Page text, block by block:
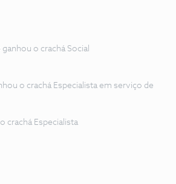
ganhou o crachá Social
o crachá Especialista em serviço de
crachá Especialista